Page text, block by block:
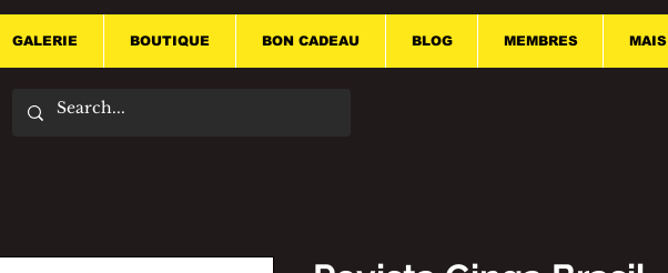
GALERIE BOUTIQUE BON CADEAU BLOG MEMBRES MAIS